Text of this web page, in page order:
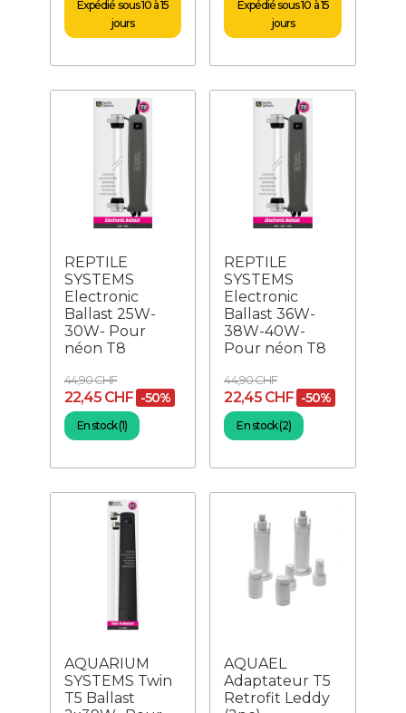
Expédié sous 10 à 15
jours
Expédié sous 10 à 15
jours
REPTILE
SYSTEMS
Electronic
Ballast 25W-
30W- Pour
néon T8
44,90 CHF
22,45 CHF -50%
En stock (1)
REPTILE
SYSTEMS
Electronic
Ballast 36W-
38W-40W-
Pour néon T8
44,90 CHF
22,45 CHF -50%
En stock (2)
AQUARIUM
SYSTEMS Twin
T5 Ballast
AQUAEL
Adaptateur T5
Retrofit Leddy